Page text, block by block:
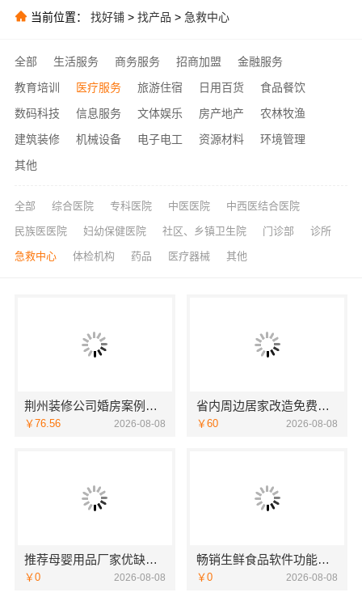
当前位置： 找好铺 > 找产品 > 急救中心
全部 生活服务 商务服务 招商加盟
金融服务
教育培训
医疗服务 旅游住宿 日用百货
食品餐饮
数码科技
信息服务 文体娱乐 房产地产
农林牧渔
建筑装修
机械设备 电子电工 资源材料
环境管理
其他
全部 综合医院 专科医院 中医医院 中西医结合医院
民族医医院 妇幼保健医院 社区、乡镇卫生院 门诊部 诊所
急救中心 体检机构 药品 医疗器械 其他
荆州装修公司婚房案例湖北百年米莱空间美学装饰材料有限公司
￥76.56 2026-08-08
省内周边居家改造免费量房收费标准-浙江乐享新材料
￥60 2026-08-08
推荐母婴用品厂家优缺点湖北省惠物电子商务有限公司
￥0 2026-08-08
畅销生鲜食品软件功能湖北省惠物电子商务有限公司
￥0 2026-08-08